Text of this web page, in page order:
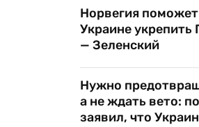
Норвегия поможет
Украине укрепить
— Зеленский
Нужно
а не ждать вето:
заявил, что